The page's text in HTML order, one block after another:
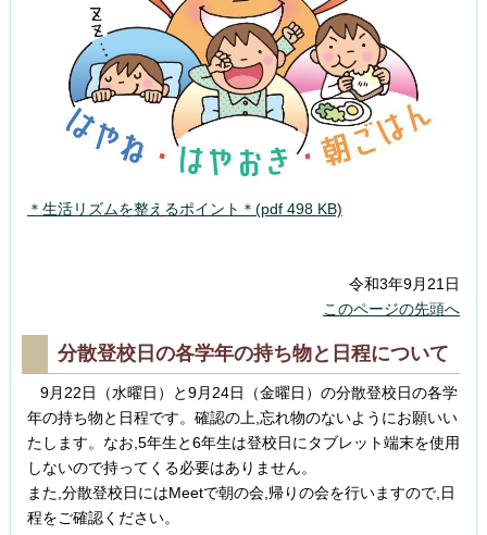
＊生活リズムを整えるポイント＊(pdf 498 KB)
令和3年9月21日
このページの先頭へ
分散登校日の各学年の持ち物と日程について
9月22日（水曜日）と9月24日（金曜日）の分散登校日の各学
年の持ち物と日程です。確認の上,忘れ物のないようにお願いい
たします。なお,5年生と6年生は登校日にタブレット端末を使用
しないので持ってくる必要はありません。
また,分散登校日にはMeetで朝の会,帰りの会を行いますので,日
程をご確認ください。